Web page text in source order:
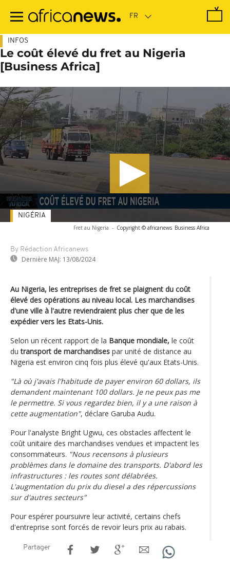
contenu
INFOS
Le coût élevé du fret au Nigeria
[Business Africa]
Fret au Nigeria - Copyright © africanews Business Africa
By Rédaction Africanews
Dernière MAJ: 13/08/2024
NIGÉRIA
Au Nigeria, les entreprises de fret se plaignent du coût
élevé des opérations au niveau local. Les marchandises
d'une ville à l'autre reviendraient plus cher que de les
expédier vers les Etats-Unis.
Selon un récent rapport de la Banque mondiale, le coût
dutransport de marchandises par unité de distance au
Nigeria est environ cinq fois plus élevé qu'aux Etats-Unis.
"Là où j'avais l'habitude de payer environ 60 dollars, ils
demandent maintenant 100 dollars. Je ne peux pas me
le permettre. Si vous regardez bien, il y a une raison à
cette augmentation", déclare Garuba Audu.
Pour l'analyste Bright Ugwu, ces obstacles affectent le
coût unitaire des marchandises vendues et impactent les
consommateurs. "Nous recensons à plusieurs
problèmes dans le domaine des transports. D'abord les
infrastructures : les routes sont délabrées.
L'augmentation du prix du diesel a des répercussions
sur d'autres secteurs"
Pour espérer poursuivre leur activité, certains chefs
d'entreprise sont forcés de revoir leurs prix au rabais.
Partager